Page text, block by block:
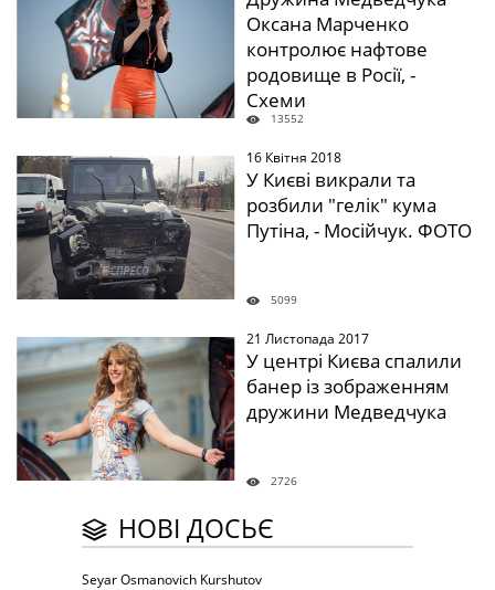
Оксана Марченко
контролює нафтове
родовище в Росії, -
Схеми
13552
" /> 16 Квітня 2018
У Києві викрали та
розбили "гелік" кума
Путіна, - Мосійчук. ФОТО
5099
" /> 21 Листопада 2017
У центрі Києва спалили
банер із зображенням
дружини Медведчука
2726
НОВІ ДОСЬЄ
Seyar Osmanovich Kurshutov